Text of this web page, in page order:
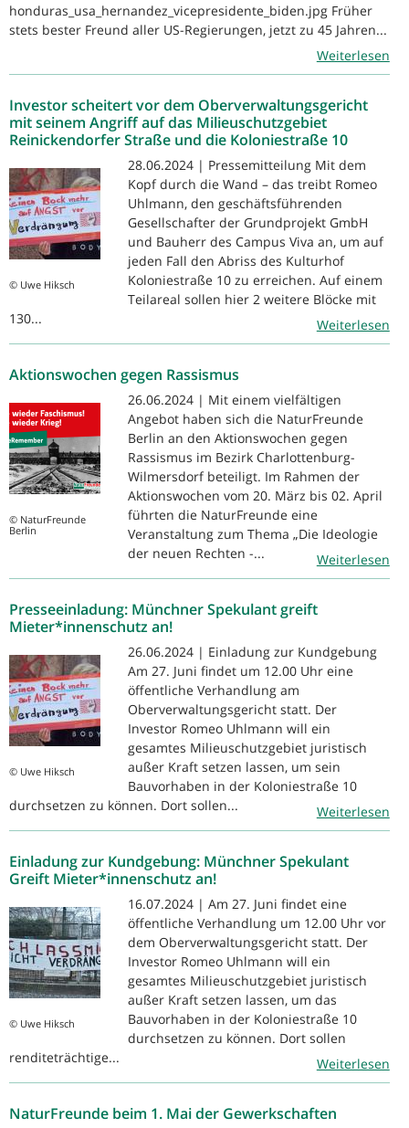
honduras_usa_hernandez_vicepresidente_biden.jpg Früher
stets bester Freund aller US-Regierungen, jetzt zu 45 Jahren...
Weiterlesen
Investor scheitert vor dem Oberverwaltungsgericht
mit seinem Angriff auf das Milieuschutzgebiet
Reinickendorfer Straße und die Koloniestraße 10
© Uwe Hiksch
28.06.2024 | Pressemitteilung Mit dem
Kopf durch die Wand – das treibt Romeo
Uhlmann, den geschäftsführenden
Gesellschafter der Grundprojekt GmbH
und Bauherr des Campus Viva an, um auf
jeden Fall den Abriss des Kulturhof
Koloniestraße 10 zu erreichen. Auf einem
Teilareal sollen hier 2 weitere Blöcke mit
130...
Weiterlesen
Aktionswochen gegen Rassismus
© NaturFreunde
Berlin
26.06.2024 | Mit einem vielfältigen
Angebot haben sich die NaturFreunde
Berlin an den Aktionswochen gegen
Rassismus im Bezirk Charlottenburg-
Wilmersdorf beteiligt. Im Rahmen der
Aktionswochen vom 20. März bis 02. April
führten die NaturFreunde eine
Veranstaltung zum Thema „Die Ideologie
der neuen Rechten -...
Weiterlesen
Presseeinladung: Münchner Spekulant greift
Mieter*innenschutz an!
© Uwe Hiksch
26.06.2024 | Einladung zur Kundgebung
Am 27. Juni findet um 12.00 Uhr eine
öffentliche Verhandlung am
Oberverwaltungsgericht statt. Der
Investor Romeo Uhlmann will ein
gesamtes Milieuschutzgebiet juristisch
außer Kraft setzen lassen, um sein
Bauvorhaben in der Koloniestraße 10
durchsetzen zu können. Dort sollen...
Weiterlesen
Einladung zur Kundgebung: Münchner Spekulant
Greift Mieter*innenschutz an!
© Uwe Hiksch
16.07.2024 | Am 27. Juni findet eine
öffentliche Verhandlung um 12.00 Uhr vor
dem Oberverwaltungsgericht statt. Der
Investor Romeo Uhlmann will ein
gesamtes Milieuschutzgebiet juristisch
außer Kraft setzen lassen, um das
Bauvorhaben in der Koloniestraße 10
durchsetzen zu können. Dort sollen
renditeträchtige...
Weiterlesen
NaturFreunde beim 1. Mai der Gewerkschaften